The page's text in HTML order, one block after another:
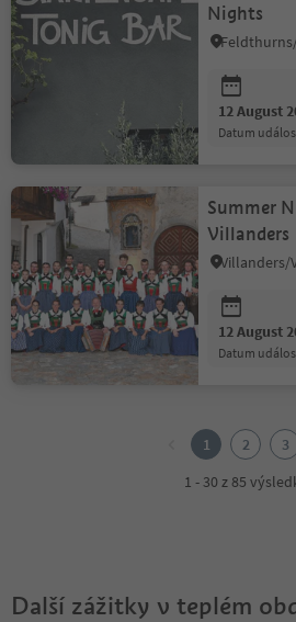
Nights
12 August
datum
Summer
Villanders
12 August
datum
1 2
3
1 - 30 z 85
Další zážitky v teplém